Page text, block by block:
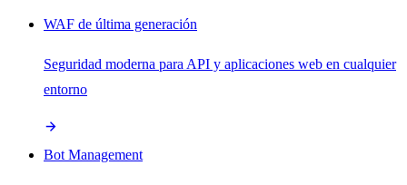
WAF de última generación
Seguridad moderna para API y aplicaciones web en cualquier
entorno
Bot Management